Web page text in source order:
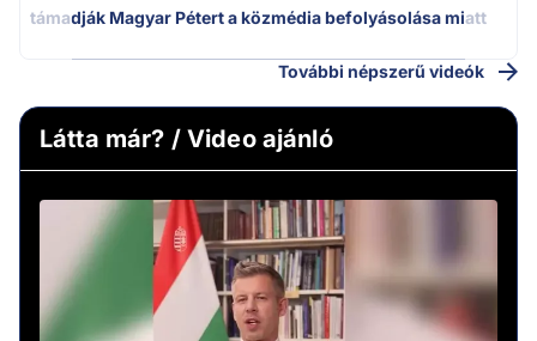
támadják Magyar Pétert a közmédia befolyásolása miatt
További népszerű videók
Látta már? / Video ajánló